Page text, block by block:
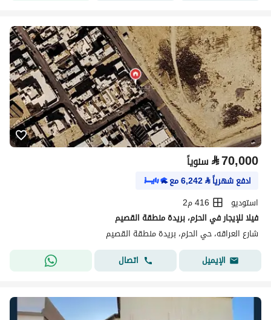
⃁70,000 سنوياً
ادفع شهرياً⃁
6,242مع
استوديو
416 م2
فيلا للإيجار في الحزم، بريدة منطقة القصيم
شارع العراقه، حي الحزم، بريدة منطقة القصيم
الإيميل
اتصال